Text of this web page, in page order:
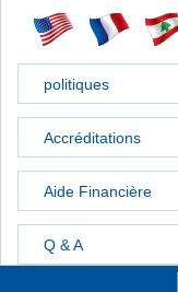
politiques
Accréditations
Aide Financière
Q & A